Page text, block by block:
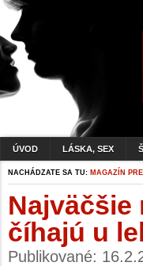
ÚVOD LÁSKA, SEX
NACHÁDZATE SA TU: MAGAZÍN
Najväčšie
číhajú u
Publikované: